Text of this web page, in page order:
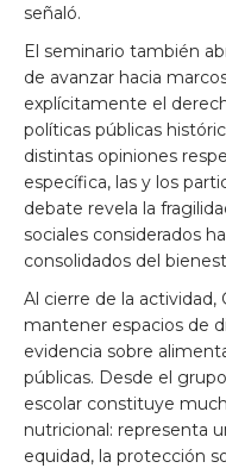
señaló.
El seminario también
de avanzar hacia
explícitamente el
políticas públicas
distintas opiniones
específica, las y los
debate revela la
sociales considerados
consolidados del
Al cierre de la actividad,
mantener espacios de
evidencia sobre
públicas. Desde el
escolar constituye
nutricional: representa
equidad, la protección